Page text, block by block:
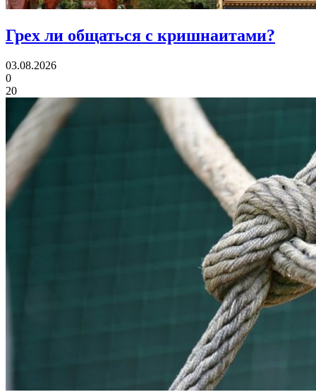
Грех ли общаться с кришнаитами?
03.08.2026
0
20